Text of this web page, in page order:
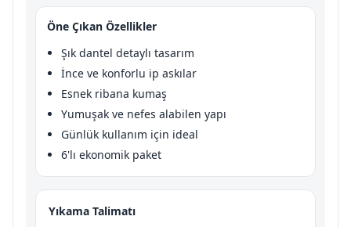
Öne Çıkan Özellikler
Şık dantel detaylı tasarım
İnce ve konforlu ip askılar
Esnek ribana kumaş
Yumuşak ve nefes alabilen yapı
Günlük kullanım için ideal
6'lı ekonomik paket
Yıkama Talimatı